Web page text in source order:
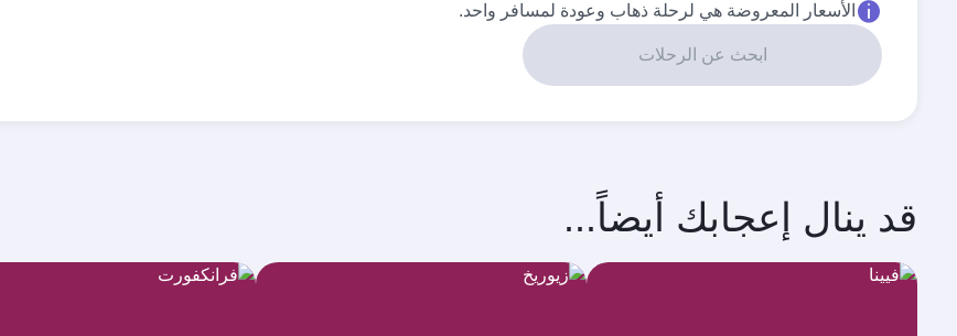
الأسعار المعروضة هي لرحلة ذهاب وعودة لمسافر واحد.
ابحث عن الرحلات
قد ينال إعجابك أيضاً...